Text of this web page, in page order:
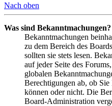
Nach oben
Was sind Bekanntmachungen?
Bekanntmachungen
zu dem Bereich des
sollten sie stets lesen.
auf jeder Seite des
globalen
Berechtigungen ab, ob
können oder nicht. Die
Board-Administration